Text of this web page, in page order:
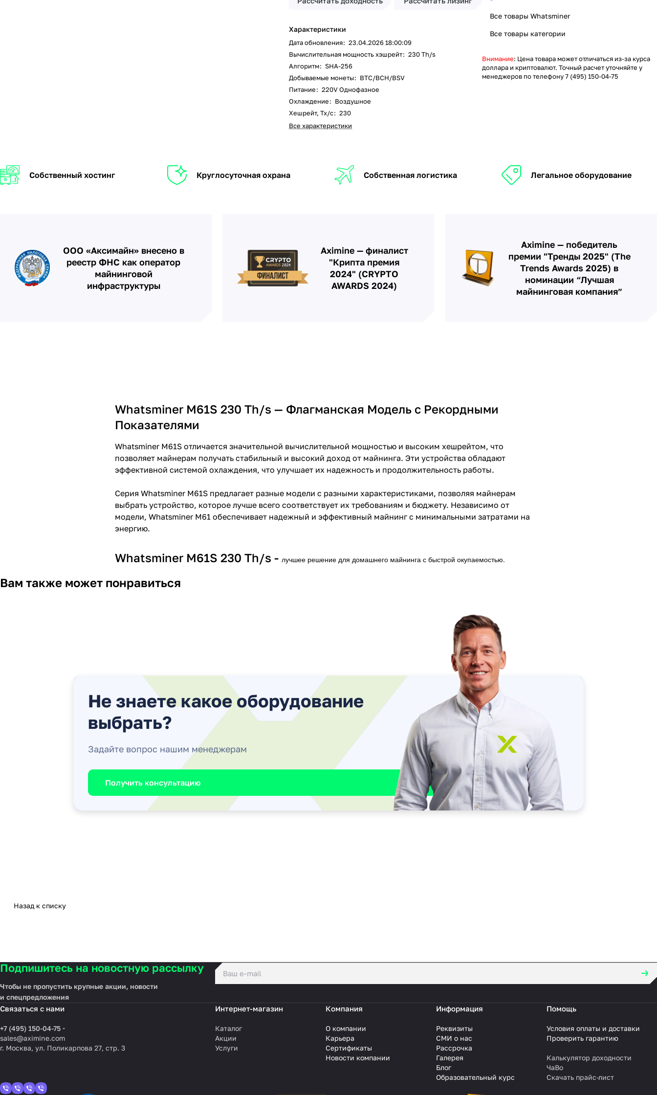
Характеристики
Дата обновления: 23.04.2026 18:00:09
Вычислительная мощность хэшрейт: 230 Th/s
Алгоритм: SHA-256
Добываемые монеты: BTC/BCH/BSV
Питание: 220V Однофазное
Охлаждение: Воздушное
Хешрейт, Тх/с: 230
Все характеристики
Все товары Whatsminer
Все товары категории
Внимание: Цена товара может отличаться из-за курса
доллара и криптовалют. Точный расчет уточняйте у
менеджеров по телефону7 (495) 150-04-75
Собственный хостинг Круглосуточная охрана Собственная логистика Легальное оборудование
ООО «Аксимайн» внесено в
реестр ФНС как оператор
майнинговой
инфраструктуры
Aximine — финалист
"Крипта премия
2024" (CRYPTO
AWARDS 2024)
Aximine — победитель
премии "Тренды 2025" (The
Trends Awards 2025) в
номинации “Лучшая
майнинговая компания”
Whatsminer M61S 230 Th/s — Флагманская Модель с Рекордными
Показателями
Whatsminer M61S отличается значительной вычислительной мощностью и высоким хешрейтом, что
позволяет майнерам получать стабильный и высокий доход от майнинга. Эти устройства обладают
эффективной системой охлаждения, что улучшает их надежность и продолжительность работы.
Серия Whatsminer M61S предлагает разные модели с разными характеристиками, позволяя майнерам
выбрать устройство, которое лучше всего соответствует их требованиям и бюджету. Независимо от
модели, Whatsminer M61 обеспечивает надежный и эффективный майнинг с минимальными затратами на
энергию.
Whatsminer M61S 230 Th/s - лучшее решение для домашнего майнинга с быстрой окупаемостью.
Вам также может понравиться
Не знаете какое оборудование
выбрать?
Задайте вопрос нашим менеджерам
Получить консультацию
Назад к списку
Подпишитесь на новостную рассылку
Чтобы не пропустить крупные акции, новости
и спецпредложения
Связаться с нами
+7 (495) 150-04-75
sales@aximine.com
г. Москва, ул. Поликарпова 27, стр. 3
Интернет-магазин
Каталог
Акции
Услуги
Компания
О компании
Карьера
Сертификаты
Новости компании
Информация
Реквизиты
СМИ о нас
Рассрочка
Галерея
Блог
Образовательный курс
Помощь
Условия оплаты и доставки
Проверить гарантию
Калькулятор доходности
ЧаВо
Скачать прайс-лист